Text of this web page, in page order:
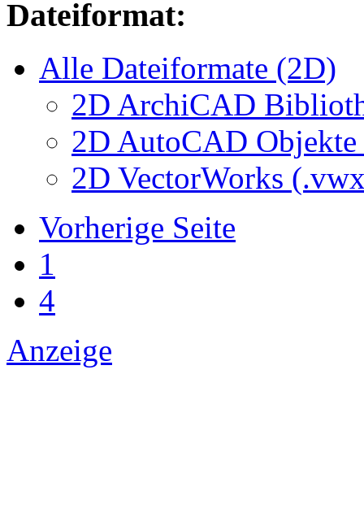
Dateiformat:
Alle Dateiformate (2D)
2D ArchiCAD
2D AutoCAD
2D VectorWorks
Vorherige Seite
1
4
Anzeige